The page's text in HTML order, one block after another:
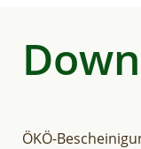
ÖKÖ-